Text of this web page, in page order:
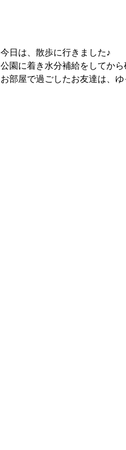
今日は、散歩に行きました♪
公園に着き水分補給をしてか
お部屋で過ごしたお友達は、